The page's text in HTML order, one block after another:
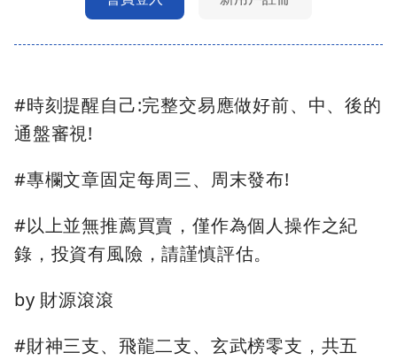
#時刻提醒自己:完整交易應做好前、中、後的
通盤審視!
#專欄文章固定每周三、周末發布!
#以上並無推薦買賣，僅作為個人操作之紀
錄，投資有風險，請謹慎評估。
by 財源滾滾
#財神三支、飛龍二支、玄武榜零支，共五